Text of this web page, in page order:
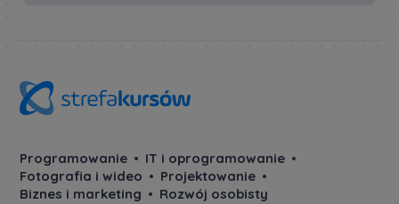
Programowanie
IT i oprogramowanie
Fotografia i wideo
Projektowanie
Biznes i marketing
Rozwój osobisty